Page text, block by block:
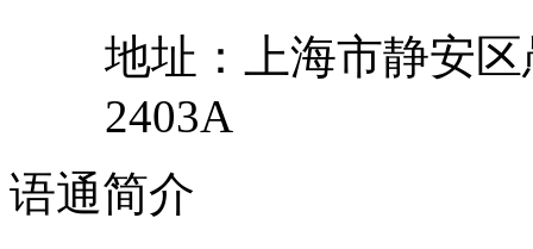
地址：
上海市静安区
2403A
语通简介